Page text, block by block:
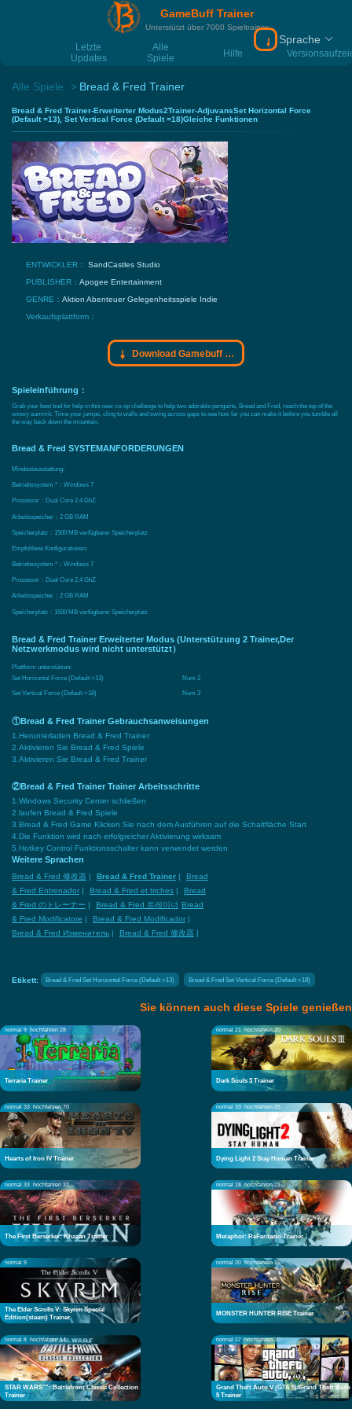
GameBuff Trainer
Unterstützt über 7000 Spieltrainer
Letzte
Updates
Alle
Spiele
Hilfe
Download
Sprache
Alle Spiele Bread & Fred Trainer
Bread & Fred Trainer-Erweiterter Modus2Trainer-AdjuvansSet Horizontal Force
(Default =13), Set Vertical Force (Default =18)Gleiche Funktionen
ENTWICKLER： SandCastles Studio
PUBLISHER： Apogee Entertainment
GENRE： Aktion AbenteuerGelegenheitsspiele Indie
Verkaufsplattform：
Download Gamebuff Trainer
Spieleinführung：
Grab your best bud for help in this new co-op challenge to help two adorable penguins, Bread and Fred, reach the top of the
snowy summit. Time your jumps, cling to walls and swing across gaps to see how far you can make it before you tumble all
the way back down the mountain.
Bread & Fred SYSTEMANFORDERUNGEN
Mindestausstattung:
Betriebssystem *：Windows 7
Prozessor：Dual Core 2.4 GhZ
Arbeitsspeicher：2 GB RAM
Speicherplatz：1500 MB verfügbarer Speicherplatz
Empfohlene Konfigurationen:
Betriebssystem *：Windows 7
Prozessor：Dual Core 2.4 GhZ
Arbeitsspeicher：2 GB RAM
Speicherplatz：1500 MB verfügbarer Speicherplatz
Bread & Fred Trainer Erweiterter Modus (Unterstützung 2 Trainer,Der
Netzwerkmodus wird nicht unterstützt）
Plattform unterstützen:
Set Horizontal Force (Default =13)
Num 2
Set Vertical Force (Default =18)
Num 3
①Bread & Fred Trainer Gebrauchsanweisungen
1.Herunterladen Bread & Fred Trainer
2.Aktivieren Sie Bread & Fred Spiele
3.Aktivieren Sie Bread & Fred Trainer
②Bread & Fred Trainer Trainer Arbeitsschritte
1.Windows Security Center schließen
2.laufen Bread & Fred Spiele
3.Bread & Fred Game Klicken Sie nach dem Ausführen auf die Schaltfläche Start
4.Die Funktion wird nach erfolgreicher Aktivierung wirksam
5.Hotkey Control Funktionsschalter kann verwendet werden
Weitere Sprachen
Bread & Fred 修改器 Bread & Fred Trainer
Bread
& Fred Entrenador
Bread & Fred et triches
Bread
& Fred のトレーナー
Bread & Fred 트레이너
Bread
& Fred Modificatore
Bread & Fred Modificador
Bread & Fred Изменитель
Bread & Fred 修改器
Etikett: Bread & Fred Set Horizontal Force (Default =13) Bread & Fred Set Vertical Force (Default =18)
Sie können auch diese Spiele genießen
normal 9 hochfahren 28
Terraria Trainer
normal 21 hochfahren 20
Dark Souls 3 Trainer
normal 33 hochfahren 70
Hearts of Iron IV Trainer
normal 33 hochfahren 25
Dying Light 2 Stay Human Trainer
normal 33 hochfahren 32
The First Berserker: Khazan Trainer
normal 18 hochfahren 21
Metaphor: ReFantazio Trainer
normal 9
The Elder Scrolls V: Skyrim Special
Edition(steam) Trainer
normal 20 hochfahren 15
MONSTER HUNTER RISE Trainer
normal 8 hochfahren 14
STAR WARS™: Battlefront Classic Collection
Trainer
normal 17 hochfahren 10
Grand Theft Auto V (GTA 5)/Grand Theft Auto
5 Trainer